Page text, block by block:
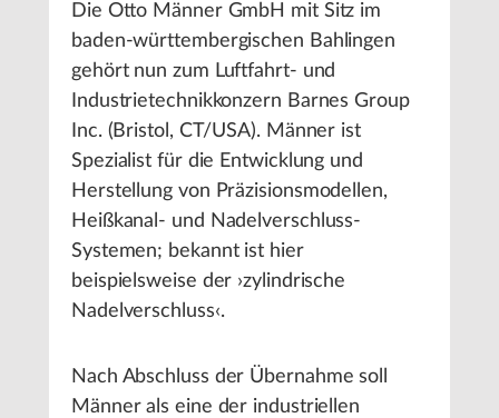
Die Otto Männer GmbH mit Sitz im
baden-württembergischen Bahlingen
gehört nun zum Luftfahrt- und
Industrietechnikkonzern Barnes Group
Inc. (Bristol, CT/USA). Männer ist
Spezialist für die Entwicklung und
Herstellung von Präzisionsmodellen,
Heißkanal- und Nadelverschluss-
Systemen; bekannt ist hier
beispielsweise der ›zylindrische
Nadelverschluss‹.
Nach Abschluss der Übernahme soll
Männer als eine der industriellen